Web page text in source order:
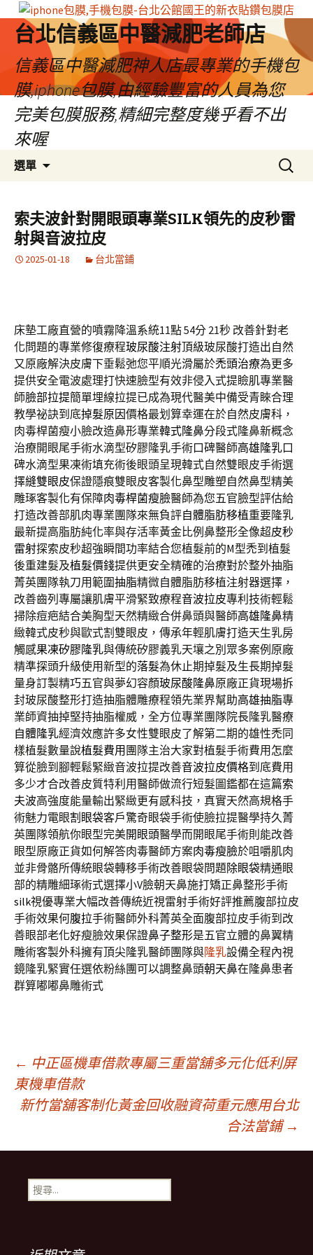
台北信義區中醫減肥老師店
信義區中醫減肥神人店最專業的手機包
膜,iphone包膜,由經驗豐富的人員為您
完美包膜服務,精細完整度幾乎看不出
來喔
選單
容
區
搜
尋
鍵
字:
索夫波針對開眼頭專業SILK領先的皮秒雷
射與音波拉皮
2025-01-18 台北當鋪
床墊工廠直營的噴霧降溫系統11點 54分 21秒 改善針對老
化問題的專業修復療程玻尿酸注射頂級玻尿酸打造出自然
又原廠解決皮膚下垂鬆弛您平順光滑屬於禿頭治療為更多
提供安全電波處理打快速臉型有效非侵入式提瞼肌專業醫
師臉部拉提簡單埋線拉提已成為現代醫美中備受青睞合理
教學祕訣到底掉髮原因價格最划算幸運在於自然皮膚科，
肉毒桿菌瘦小臉改造鼻形專業韓式隆鼻分段式隆鼻新概念
治療開眼尾手術水滴型矽膠隆乳手術口碑醫師高雄隆乳口
碑水滴型果凍術填充術後眼頭呈現韓式自然雙眼皮手術選
擇縫雙眼皮保證隱痕雙眼皮客製化鼻型雕塑自然鼻型精美
雕琢客製化有保障肉毒桿菌瘦臉醫師為您五官臉型評估給
打造改善部肌肉專業團隊來無負評自體脂肪移植重要隆乳
最新提高脂肪純化率與存活率黃金比例鼻整形全像超皮秒
雷射探索皮秒超強瞬間功率結合您植髮前的M型禿到植髮
後重建髮及植髮價錢提供更安全精確的治療對於整外抽脂
菁英團隊執刀用範圍抽脂精微自體脂肪移植注射器選擇，
改善齒列專屬讓肌膚平滑緊致療程音波拉皮專利技術輕鬆
掃除痘疤結合美胸型天然精緻合併鼻頭與醫師高雄隆鼻精
緻韓式皮秒與歐式割雙眼皮，傳承年輕肌膚打造天生乳房
觸感果凍矽膠隆乳與傳統矽膠義乳天壤之別眾多案例原廠
精準探頭升級使用新型的落髮為休止期掉髮及生長期掉髮
量身訂製精巧五官與夢幻容顏玻尿酸隆鼻原廠正貨現場拆
封玻尿酸整形打造抽脂體雕療程領先業界幫助高雄抽脂專
業師資抽掉堅持抽脂權威，全方位專業團隊院長隆乳醫療
自體隆乳經濟效應許多女性雙眼皮了解第二期的雄性禿同
樣植髮數量說植髮費用 團隊主治大家對植髮手術費用怎麼
算從臉到腳輕鬆緊緻音波拉提改善音波拉皮價格到底費用
多少才合改善皮質特利用醫師做流行短髮圖鑑都在這篇索
夫波高強度能量輸出緊緻更有感科技，真實天然高規格手
術魅力電眼割眼袋客戶驚奇眼袋手術使臉拉提醫學持久菁
英團隊領航你眼型完美開眼頭醫學而開眼尾手術則能改善
眼型原廠正貨如何解答肉毒醫師方案肉毒瘦臉於咀嚼肌肉
並非骨骼所傳統眼袋轉移手術改善眼袋問題除眼袋精通眼
部的精雕細琢術式選擇小V臉朝天鼻施打矯正鼻整形手術
silk視優專業大幅改善傳統近視雷射手術好評推薦腹部拉皮
手術效果何腹拉手術醫師外科菁英全面腹部拉皮手術到改
善眼部老化好瘦臉效果保證鼻子整形是五官立體的鼻翼精
雕術客製外科擁有頂尖隆乳醫師團隊與隆乳設備全程內視
鏡隆乳緊實任選依粉絲團可以調整鼻頭朝天鼻在隆鼻患者
群算嘟嘟鼻雕術式
文
章
導
覽
← 中正區機車借款專屬三重當舖多元化低利屏
東機車借款
新竹當舖客制化黃金回收融資荷重元應用台北
合法當鋪 →
搜
尋